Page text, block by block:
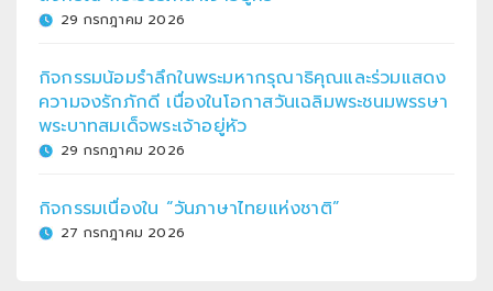
29 กรกฎาคม 2026
กิจกรรมน้อมรำลึกในพระมหากรุณาธิคุณและร่วมแสดง
ความจงรักภักดี เนื่องในโอกาสวันเฉลิมพระชนมพรรษา
พระบาทสมเด็จพระเจ้าอยู่หัว
29 กรกฎาคม 2026
กิจกรรมเนื่องใน “วันภาษาไทยแห่งชาติ”
27 กรกฎาคม 2026